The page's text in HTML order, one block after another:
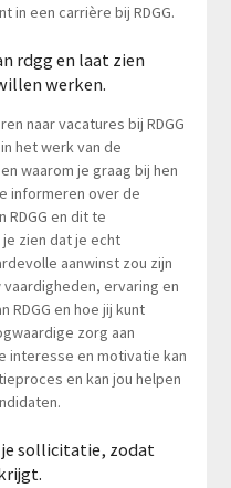
een carrière bij RDGG.
rdgg en laat zien
werken.
naar vacatures bij RDGG
het werk van de
waarom je graag bij hen
informeren over de
en dit te
zien dat je echt
aanwinst zou zijn
ervaring en
RDGG en hoe jij kunt
zorg aan
interesse en motivatie kan
en kan jou helpen
je sollicitatie, zodat